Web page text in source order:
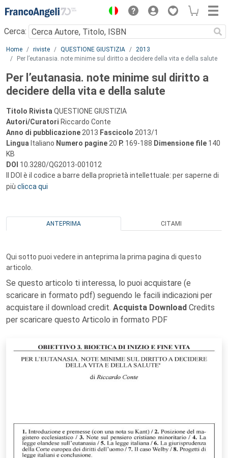
Menu
Cerca:
Main content
Home riviste QUESTIONE GIUSTIZIA
2013
Per l’eutanasia. note minime sul diritto a decidere della vita e della salute
Per l’eutanasia. note minime sul diritto a
decidere della vita e della salute
Titolo Rivista QUESTIONE GIUSTIZIA
Autori/Curatori Riccardo Conte
Anno di pubblicazione 2013 Fascicolo 2013/1
Lingua Italiano Numero pagine 20 P. 169-188 Dimensione file 140
KB
DOI 10.3280/QG2013-001012
Il DOI è il codice a barre della proprietà intellettuale: per saperne di
più clicca qui
ANTEPRIMA CITAMI
Qui sotto puoi vedere in anteprima la prima pagina di questo
articolo.
Se questo articolo ti interessa, lo puoi acquistare (e
scaricare in formato pdf) seguendo le facili indicazioni per
acquistare il download credit. Acquista Download Credits
per scaricare questo Articolo in formato PDF